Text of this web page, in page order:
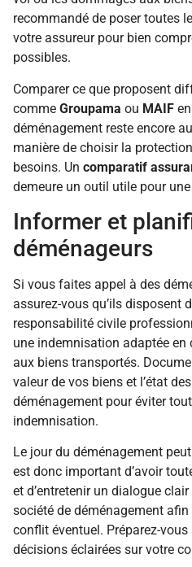
recommandé de poser toutes
votre assureur pour bien
possibles.
Comparer ce que proposent
comme Groupama ou MAIF
déménagement reste encore
manière de choisir la
besoins. Un comparatif
demeure un outil utile pour
Informer et
déménageurs
Si vous faites appel à des
assurez-vous qu’ils disposent
responsabilité civile
une indemnisation adaptée
aux biens transportés.
valeur de vos biens et l’état
déménagement pour éviter
indemnisation.
Le jour du déménagement
est donc important d’avoir
et d’entretenir un dialogue
société de déménagement
conflit éventuel. Préparez-
décisions éclairées sur votre